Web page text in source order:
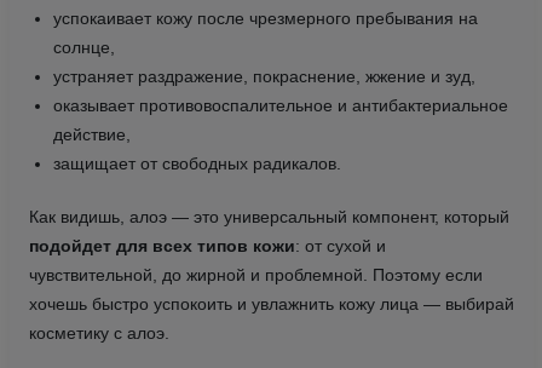
успокаивает кожу после чрезмерного пребывания на
солнце,
устраняет раздражение, покраснение, жжение и зуд,
оказывает противовоспалительное и антибактериальное
действие,
защищает от свободных радикалов.
Как видишь, алоэ — это универсальный компонент, который
подойдет для всех типов кожи: от сухой и
чувствительной, до жирной и проблемной. Поэтому если
хочешь быстро успокоить и увлажнить кожу лица — выбирай
косметику с алоэ.